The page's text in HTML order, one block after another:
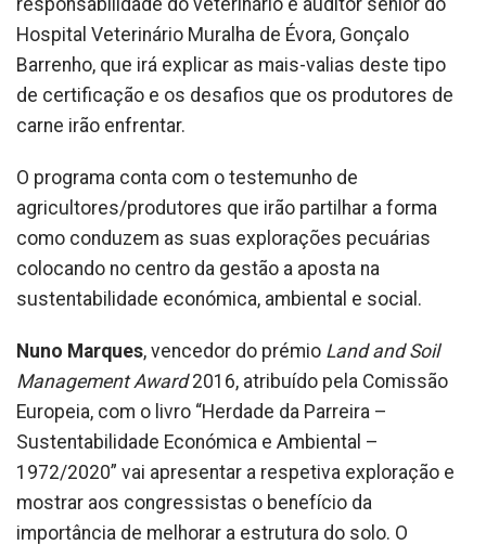
Hospital Veterinário Muralha de Évora, Gonçalo
Barrenho, que irá explicar as mais-valias deste tipo
de certificação e os desafios que os produtores de
carne irão enfrentar.
O programa conta com o testemunho de
agricultores/produtores que irão partilhar a forma
como conduzem as suas explorações pecuárias
colocando no centro da gestão a aposta na
sustentabilidade económica, ambiental e social.
Nuno Marques, vencedor do prémio Land and Soil
Management Award2016, atribuído pela Comissão
Europeia, com o livro “Herdade da Parreira –
Sustentabilidade Económica e Ambiental –
1972/2020” vai apresentar a respetiva exploração e
mostrar aos congressistas o benefício da
importância de melhorar a estrutura do solo. O